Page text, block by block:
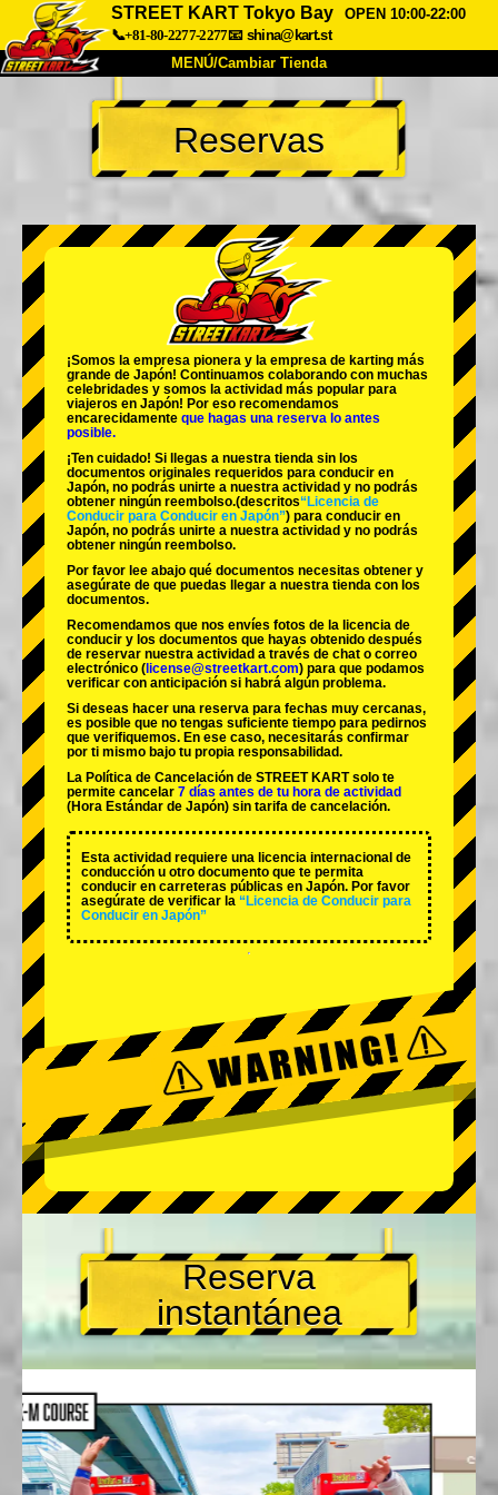
STREET KART Tokyo Bay
OPEN 10:00-22:00
📞+81-80-2277-2277📧 shina@kart.st
MENÚ/Cambiar Tienda
INICIO
Acerca de Especificaciones Precios
Preguntas Frecuentes
Empresa Reservas
Cambiar Tienda
Tokyo Shinagawa Tokyo Akihabara#1
Tokyo Akihabara#2
Tokyo Shibuya Annex Tokyo Bay
Tokyo Asakusa
Reservas
¡Somos la empresa pionera y la empresa de karting más
grande de Japón! Continuamos colaborando con muchas
celebridades y somos la actividad más popular para
viajeros en Japón! Por eso recomendamos
encarecidamente que hagas una reserva lo antes
posible.
¡Ten cuidado! Si llegas a nuestra tienda sin los
documentos originales requeridos para conducir en
Japón, no podrás unirte a nuestra actividad y no podrás
obtener ningún reembolso.(descritos“Licencia de
Conducir para Conducir en Japón”) para conducir en
Japón, no podrás unirte a nuestra actividad y no podrás
obtener ningún reembolso.
Por favor lee abajo qué documentos necesitas obtener y
asegúrate de que puedas llegar a nuestra tienda con los
documentos.
Recomendamos que nos envíes fotos de la licencia de
conducir y los documentos que hayas obtenido después
de reservar nuestra actividad a través de chat o correo
electrónico ( license@streetkart.com) para que podamos
verificar con anticipación si habrá algún problema.
Si deseas hacer una reserva para fechas muy cercanas,
es posible que no tengas suficiente tiempo para pedirnos
que verifiquemos. En ese caso, necesitarás confirmar
por ti mismo bajo tu propia responsabilidad.
La Política de Cancelación de STREET KART solo te
permite cancelar 7 días antes de tu hora de actividad
(Hora Estándar de Japón) sin tarifa de cancelación.
Esta actividad requiere una licencia internacional de
conducción u otro documento que te permita
conducir en carreteras públicas en Japón. Por favor
asegúrate de verificar la “Licencia de Conducir para
Conducir en Japón”
Reserva
instantánea